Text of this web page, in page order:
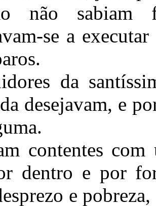
não sabiam
se a
da
desejavam, e
contentes
dentro e por
e